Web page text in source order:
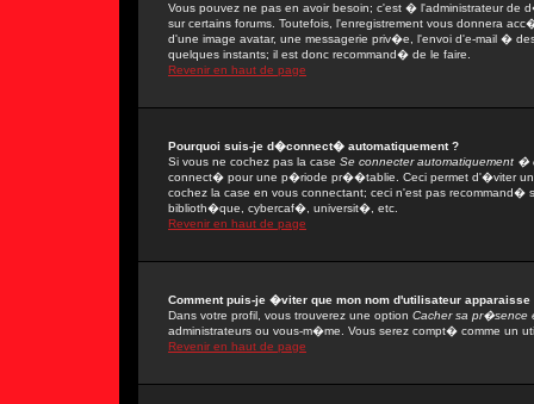
Vous pouvez ne pas en avoir besoin; c'est � l'administrateur de
sur certains forums. Toutefois, l'enregistrement vous donnera
d'une image avatar, une messagerie priv�e, l'envoi d'e-mail �
quelques instants; il est donc recommand� de le faire.
Revenir en haut de page
Pourquoi suis-je d�connect� automatiquement ?
Si vous ne cochez pas la case Se connecter automatiquement �
connect� pour une p�riode pr��tablie. Ceci permet d'�viter
cochez la case en vous connectant; ceci n'est pas
biblioth�que, cybercaf�, universit�, etc.
Revenir en haut de page
Comment puis-je �viter que mon nom d'utilisateur
Dans votre profil, vous trouverez une option Cacher sa pr�sence
administrateurs ou vous-m�me. Vous serez compt� comme un
Revenir en haut de page